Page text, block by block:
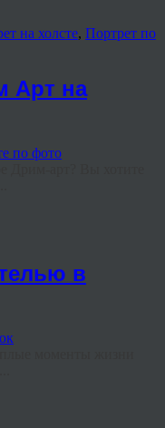
на холсте, Портрет по
Арт на
в